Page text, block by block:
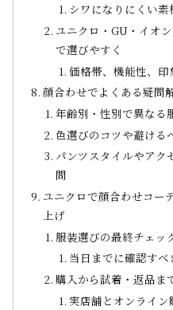
シワになりにくい
ユニクロ・GU・イオ
で選びやすく
価格帯、機能性、
顔合わせでよくある疑問
年齢別・性別で異なる
色選びのコツや避ける
パンツスタイルやアク
問
ユニクロで顔合わせコー
上げ
服装選びの最終チェッ
当日までに確認す
購入から試着・返品ま
実店舗とオンライン